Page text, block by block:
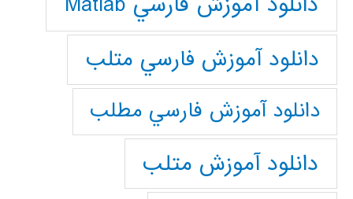
دانلود آموزش فارسي متلب
دانلود آموزش فارسي مطلب
دانلود آموزش متلب